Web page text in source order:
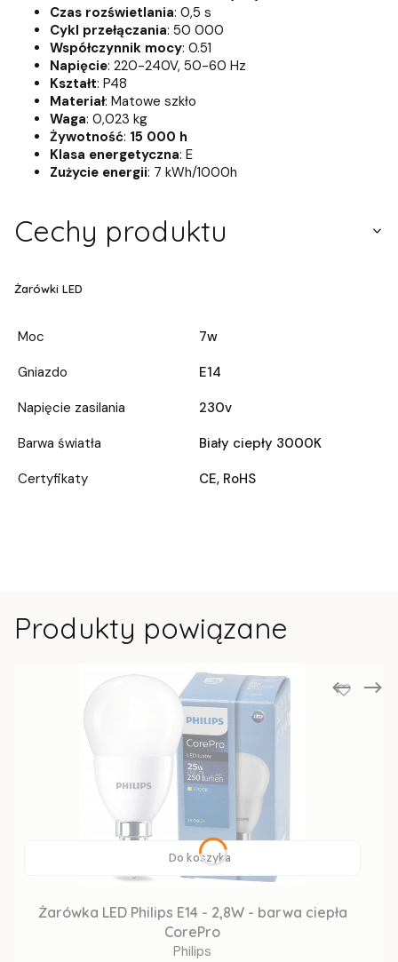
Czas rozświetlania: 0,5 s
Cykl przełączania: 50 000
Współczynnik mocy: 0.51
Napięcie: 220-240V, 50-60 Hz
Kształt: P48
Materiał: Matowe szkło
Waga: 0,023 kg
Żywotność: 15 000 h
Klasa energetyczna: E
Zużycie energii: 7 kWh/1000h
Cechy produktu
Żarówki LED
Moc
7w
Gniazdo
E14
Napięcie zasilania
230v
Barwa światła
Biały ciepły 3000K
Certyfikaty
CE, RoHS
Produkty powiązane
Do koszyka
Żarówka LED Philips E14 - 2,8W - barwa ciepła
CorePro
Philips